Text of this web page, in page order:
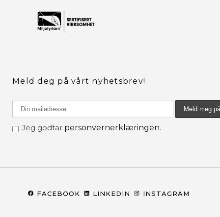
Meld deg på vårt nyhetsbrev!
Jeg godtar personvernerklæringen.
FACEBOOK LINKEDIN INSTAGRAM